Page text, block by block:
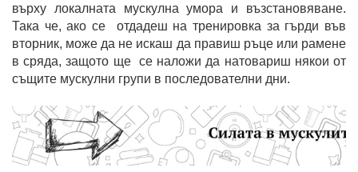
върху локалната мускулна умора и възстановяване.
Така че, ако се отдадеш на тренировка за гърди във
вторник, може да не искаш да правиш ръце или рамене
в сряда, защото ще се наложи да натовариш някои от
същите мускулни групи в последователни дни.